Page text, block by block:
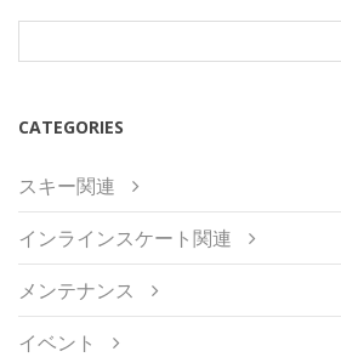
CATEGORIES
スキー関連
インラインスケート関連
メンテナンス
イベント